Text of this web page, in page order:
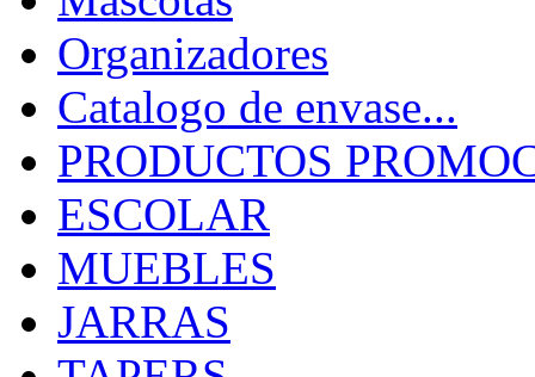
Organizadores
Catalogo de envase...
PRODUCTOS
ESCOLAR
MUEBLES
JARRAS